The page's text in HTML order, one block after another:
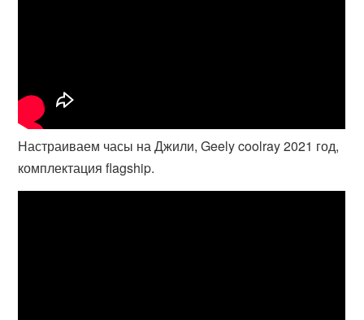
Настраиваем часы на Джили, Geely coolray 2021 год,
комплектация flagship.